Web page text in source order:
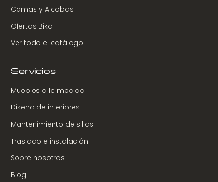
Camas y Alcobas
Ofertas Bika
Ver todo el catálogo
Servicios
Muebles a la medida
Diseño de interiores
Mantenimiento de sillas
Traslado e instalación
Sobre nosotros
Blog